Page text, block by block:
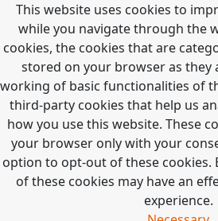
This website uses cookies to
while you navigate through the
cookies, the cookies that are
stored on your browser as they
working of basic functionalities of
third-party cookies that help us
how you use this website. These
your browser only with your
option to opt-out of these cookies.
of these cookies may have an
experience.